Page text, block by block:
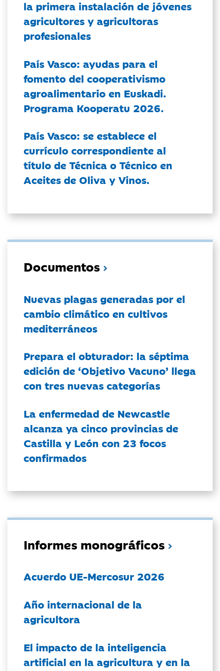
la primera instalación de jóvenes
agricultores y agricultoras
profesionales
País Vasco: ayudas para el
fomento del cooperativismo
agroalimentario en Euskadi.
Programa Kooperatu 2026.
País Vasco: se establece el
currículo correspondiente al
título de Técnica o Técnico en
Aceites de Oliva y Vinos.
Documentos
Nuevas plagas generadas por el
cambio climático en cultivos
mediterráneos
Prepara el obturador: la séptima
edición de ‘Objetivo Vacuno’ llega
con tres nuevas categorías
La enfermedad de Newcastle
alcanza ya cinco provincias de
Castilla y León con 23 focos
confirmados
Informes monográficos
Acuerdo UE-Mercosur 2026
Año internacional de la
agricultora
El impacto de la inteligencia
artificial en la agricultura y en la